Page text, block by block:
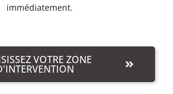
immédiatement.
VOTRE ZONE